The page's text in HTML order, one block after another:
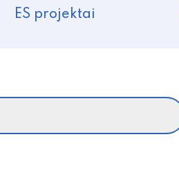
ES projektai